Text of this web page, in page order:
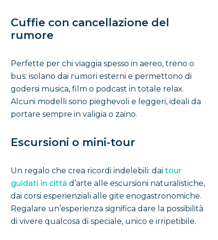
Cuffie con cancellazione del
rumore
Perfette per chi viaggia spesso in aereo, treno o
bus: isolano dai rumori esterni e permettono di
godersi musica, film o podcast in totale relax.
Alcuni modelli sono pieghevoli e leggeri, ideali da
portare sempre in valigia o zaino.
Escursioni o mini-tour
Un regalo che crea ricordi indelebili: dai tour
guidati in città d’arte alle escursioni naturalistiche,
dai corsi esperienziali alle gite enogastronomiche.
Regalare un’esperienza significa dare la possibilità
di vivere qualcosa di speciale, unico e irripetibile.